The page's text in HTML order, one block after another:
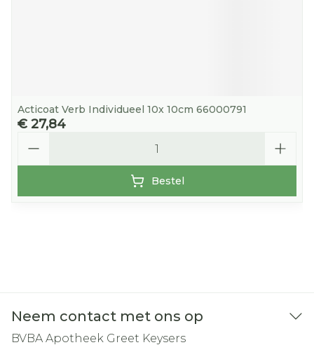
Acticoat Verb Individueel 10x 10cm 66000791
€ 27,84
Bestel
Neem contact met ons op
BVBA Apotheek Greet Keysers